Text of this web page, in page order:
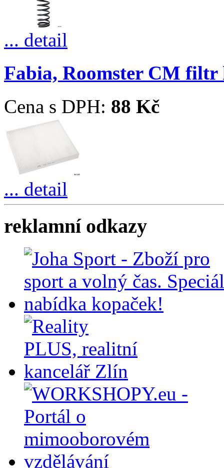
... detail
Fabia, Roomster CM
Cena s DPH: 88 Kč
... detail
reklamní odkazy